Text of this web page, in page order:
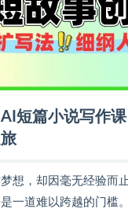
短篇小说写作
想，却因毫无经验而
一道难以跨越的门槛